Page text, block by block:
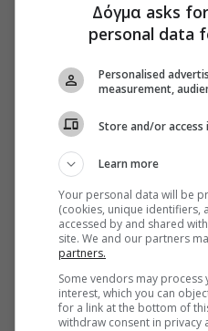
Δόγμα asks
personal data
Personalised
measurement,
Store and/or
Learn more
Your personal data will be
(cookies, unique identifiers,
accessed by and shared
site. We and our partners
partners.
Some vendors may
interest, which you can
for a link at the bottom of
withdraw consent in privacy